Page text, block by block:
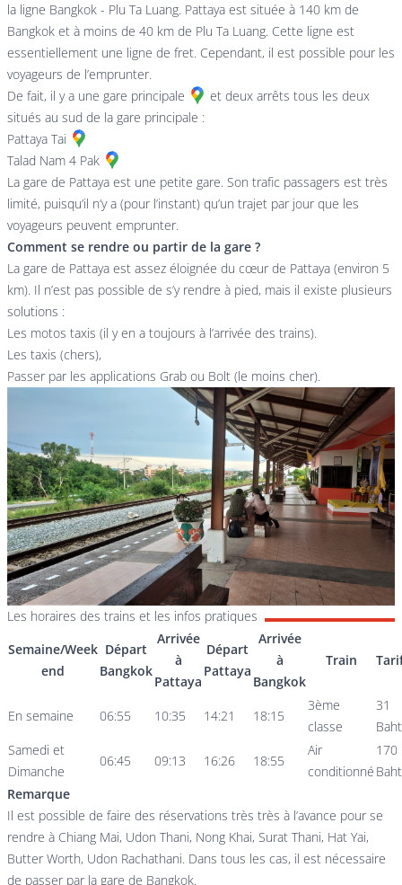
la ligne Bangkok - Plu Ta Luang. Pattaya est située à 140 km de
Bangkok et à moins de 40 km de Plu Ta Luang. Cette ligne est
essentiellement une ligne de fret. Cependant, il est possible pour les
voyageurs de l’emprunter.
De fait, il y a une gare principale
et deux arrêts tous les deux
situés au sud de la gare principale :
Pattaya Tai
Talad Nam 4 Pak
La gare de Pattaya est une petite gare. Son trafic passagers est très
limité, puisqu’il n’y a (pour l’instant) qu’un trajet par jour que les
voyageurs peuvent emprunter.
Comment se rendre ou partir de la gare ?
La gare de Pattaya est assez éloignée du cœur de Pattaya (environ 5
km). Il n’est pas possible de s’y rendre à pied, mais il existe plusieurs
solutions :
Les motos taxis (il y en a toujours à l’arrivée des trains).
Les taxis (chers),
Passer par les applications Grab ou Bolt (le moins cher).
Les horaires des trains et les infos pratiques
Semaine/Week
end
Départ
Bangkok
Arrivée
à
Pattaya
Départ
Pattaya
Arrivée
à
Bangkok
Train
En semaine 06:55 10:35 14:21 18:15
3ème
classe
31
Baht
Samedi et
Dimanche
06:45 09:13 16:26 18:55
Air
conditionné
170
Baht
Remarque
Il est possible de faire des réservations très très à l’avance pour se
rendre à Chiang Mai, Udon Thani, Nong Khai, Surat Thani, Hat Yai,
Butter Worth, Udon Rachathani. Dans tous les cas, il est nécessaire
de passer par la gare de Bangkok.